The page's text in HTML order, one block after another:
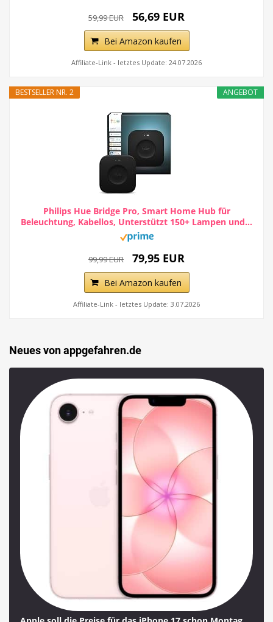
59,99 EUR 56,69 EUR
Bei Amazon kaufen
Affiliate-Link - letztes Update: 24.07.2026
ANGEBOT
BESTSELLER NR. 2
Philips Hue Bridge Pro, Smart Home Hub für
Beleuchtung, Kabellos, Unterstützt 150+ Lampen und...
99,99 EUR 79,95 EUR
Bei Amazon kaufen
Affiliate-Link - letztes Update: 3.07.2026
Neues von appgefahren.de